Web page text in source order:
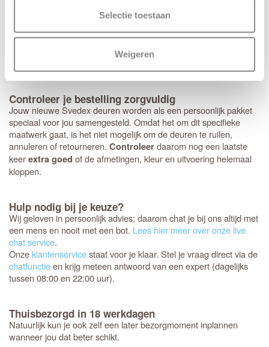
Selectie toestaan
Weigeren
kun je ook voor andere merken kiezen. Heb je een voorkeur voor
een strakke look met minirozetten in plaats van een standaard
voor. Houd er wel rekening mee dat deze specifieke
fabrieksboring alleen mogelijk is bij aankoop van origineel
Controleer je bestelling zorgvuldig
Jouw nieuwe Svedex deuren worden als een persoonlijk pakket
speciaal voor jou samengesteld. Omdat het om dit specifieke
maatwerk gaat, is het niet mogelijk om de deuren te ruilen,
annuleren of retourneren. Controleerdaarom nog een laatste
keerextra goed of de afmetingen, kleur en uitvoering helemaal
kloppen.
Hulp nodig bij je keuze?
Wij geloven in persoonlijk advies; daarom chat je bij ons altijd met
een mens en nooit met een bot. Lees hier meer over onze live
chat service.
Onzeklantenservicestaat voor je klaar. Stel je vraag direct via de
chatfunctieen krijg meteen antwoord van een expert (dagelijks
tussen 08:00 en 22:00 uur).
Thuisbezorgd in 18 werkdagen
Natuurlijk kun je ook zelf een later bezorgmoment inplannen
wanneer jou dat beter schikt.